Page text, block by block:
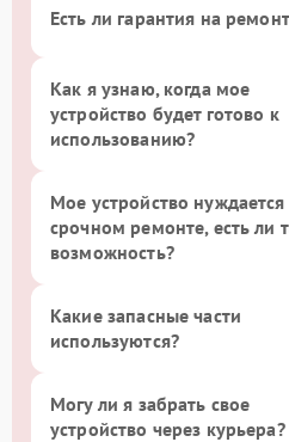
Есть ли гарантия на
Как я узнаю, когда мое
устройство будет готово к
использованию?
Мое устройство нуждается
срочном ремонте, есть ли
возможность?
Какие запасные части
используются?
Могу ли я забрать свое
устройство через курьера?